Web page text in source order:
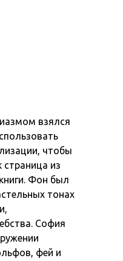
взялся
чтобы
страница из
Фон был
тонах
София
фей и